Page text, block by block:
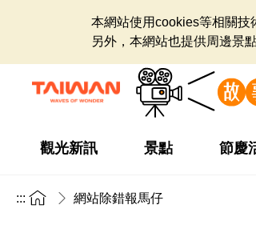
本網站使用cookies等相關技
另外，本網站也提供周邊景
觀光新訊 景點 節慶
::: 網站除錯報馬仔